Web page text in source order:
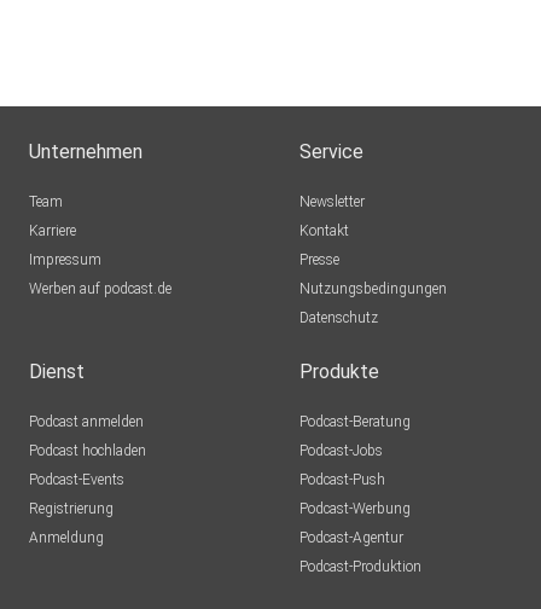
Unternehmen
Team
Karriere
Impressum
Werben auf podcast.de
Service
Newsletter
Kontakt
Presse
Nutzungsbedingungen
Datenschutz
Dienst
Podcast anmelden
Podcast hochladen
Podcast-Events
Registrierung
Anmeldung
Produkte
Podcast-Beratung
Podcast-Jobs
Podcast-Push
Podcast-Werbung
Podcast-Agentur
Podcast-Produktion